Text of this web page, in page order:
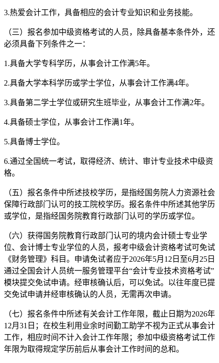
3.热爱会计工作，具备相应的会计专业知识和业务技能。
（三）报名参加中级资格考试的人员，除具备基本条件外，还
必须具备下列条件之一：
1.具备大学专科学历，从事会计工作满5年。
2.具备大学本科学历或学士学位，从事会计工作满4年。
3.具备第二学士学位或研究生班毕业，从事会计工作满2年。
4.具备硕士学位，从事会计工作满1年。
5.具备博士学位。
6.通过全国统一考试，取得经济、统计、审计专业技术中级资
格。
（五）报名条件中所述技校学历，是指经国务院人力资源社会
保障行政部门认可的技工院校学历。报名条件中所述其他学历
或学位，是指经国务院教育行政部门认可的学历或学位。
（六）获得国务院教育行政部门认可的境内会计硕士专业学
位、会计博士专业学位的人员，报考中级会计资格考试可免试
《财务管理》科目。申请免试者应于2026年5月12日至6月25日
通过全国会计人员统一服务管理平台“会计专业技术资格考试”
模块提交免试申请。经审核确认后，可以免试。以往年度已提
交免试申请并经审核确认的人员，无需再次申请。
（七）报名条件中所述有关会计工作年限，截止日期为2026年
12月31日；在校生利用业余时间勤工助学不视为正式从事会计
工作，相应时间不计入会计工作年限；参加中级资格考试工作
年限为取得规定学历前后从事会计工作时间的总和。